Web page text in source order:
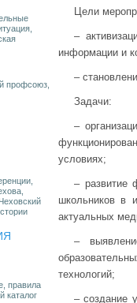
профсоюз,
правила
каталог
Цели
–
информации и
–
Задачи:
–
условиях;
– развитие
школьников в
актуальных
–
технологий;
– создание